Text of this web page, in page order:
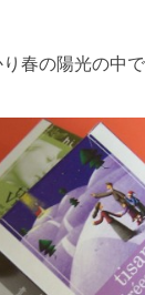
春の陽光の中